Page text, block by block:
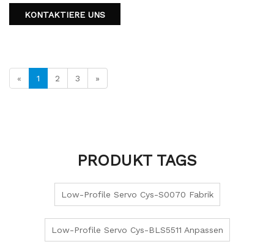
es perfekt für Offroad-Rennen und extremes Fahren bietet.
erhalten.
KONTAKTIERE UNS
« 1 2 3 »
PRODUKT TAGS
Low-Profile Servo Cys-S0070 Fabrik
Low-Profile Servo Cys-BLS5511 Anpassen